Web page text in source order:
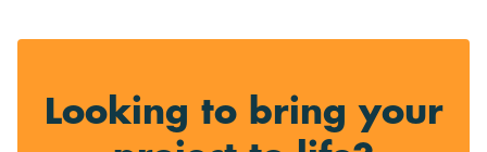
Looking to bring your